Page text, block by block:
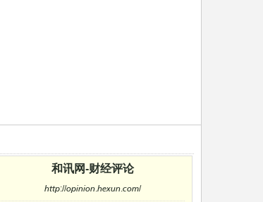
和讯网-财经评论
http://opinion.hexun.com/